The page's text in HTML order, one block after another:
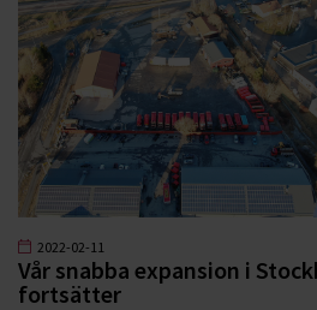
2022-02-11
Vår snabba expansion i
fortsätter